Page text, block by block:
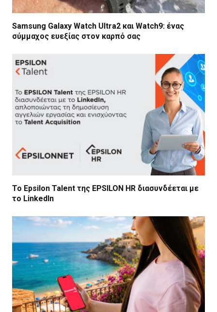
Samsung Galaxy Watch Ultra2 και Watch9: ένας
σύμμαχος ευεξίας στον καρπό σας
Το Epsilon Talent της EPSILON HR διασυνδέεται με
το LinkedIn